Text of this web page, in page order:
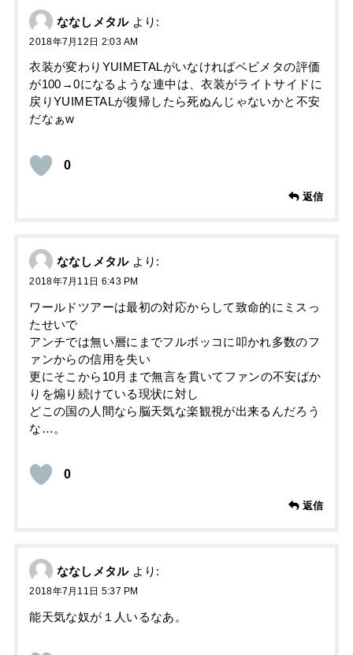
ななしメタル より:
2018年7月12日 2:03 AM
衣装が変わりYUIMETALがいなければベビメタの評価
が100→0になるような連中は、衣装がライトサイドに
戻りYUIMETALが復帰したら死ぬんじゃないかと不安
だなぁw
0
返信
ななしメタル より:
2018年7月11日 6:43 PM
ワールドツアーは最初の対応からして致命的にミスっ
たせいで
アンチでは無い層にまでフルボッコに叩かれ多数のフ
ァンからの信用を失い
更にそこから10月まで無言を貫いてファンの不安ばか
りを煽り続けている現状に対し
どこの国の人間なら脳天気な楽観視が出来るんだろう
な…。
0
返信
ななしメタル より:
2018年7月11日 5:37 PM
能天気な奴が１人いるなあ。